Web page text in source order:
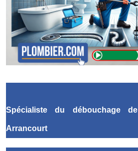
Spécialiste du débouchage
Arrancourt